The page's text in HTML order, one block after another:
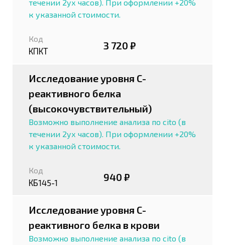
течении 2ух часов). При оформлении +20%
к указанной стоимости.
Код
КПКТ 3 720 ₽
Исследование уровня С-
реактивного белка
(высокочувствительный)
Возможно выполнение анализа по cito (в
течении 2ух часов). При оформлении +20%
к указанной стоимости.
Код
КБ145-1 940 ₽
Исследование уровня С-
реактивного белка в крови
Возможно выполнение анализа по cito (в